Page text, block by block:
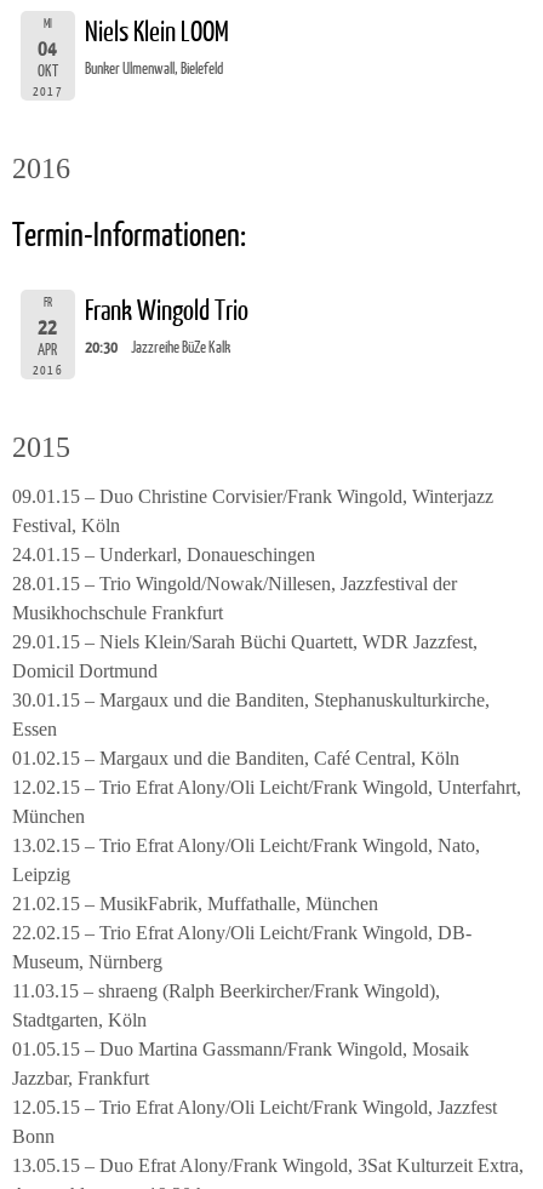
MI
04
OKT
2017
Niels Klein LOOM
Bunker Ulmenwall, Bielefeld
2016
Termin-Informationen:
FR
22
APR
2016
Frank Wingold Trio
20:30 Jazzreihe BüZe Kalk
2015
09.01.15 – Duo Christine Corvisier/Frank Wingold, Winterjazz
Festival, Köln
24.01.15 – Underkarl, Donaueschingen
28.01.15 – Trio Wingold/Nowak/Nillesen, Jazzfestival der
Musikhochschule Frankfurt
29.01.15 – Niels Klein/Sarah Büchi Quartett, WDR Jazzfest,
Domicil Dortmund
30.01.15 – Margaux und die Banditen, Stephanuskulturkirche,
Essen
01.02.15 – Margaux und die Banditen, Café Central, Köln
12.02.15 – Trio Efrat Alony/Oli Leicht/Frank Wingold, Unterfahrt,
München
13.02.15 – Trio Efrat Alony/Oli Leicht/Frank Wingold, Nato,
Leipzig
21.02.15 – MusikFabrik, Muffathalle, München
22.02.15 – Trio Efrat Alony/Oli Leicht/Frank Wingold, DB-
Museum, Nürnberg
11.03.15 – shraeng (Ralph Beerkircher/Frank Wingold),
Stadtgarten, Köln
01.05.15 – Duo Martina Gassmann/Frank Wingold, Mosaik
Jazzbar, Frankfurt
12.05.15 – Trio Efrat Alony/Oli Leicht/Frank Wingold, Jazzfest
Bonn
13.05.15 – Duo Efrat Alony/Frank Wingold, 3Sat Kulturzeit Extra,